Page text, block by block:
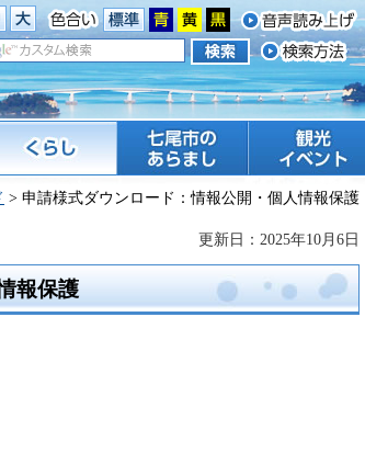
し 七尾市のあらまし 観光 イベント
> 申請様式ダウンロード：情報公開・個人情報保護
更新日：2025年10月6日
報保護